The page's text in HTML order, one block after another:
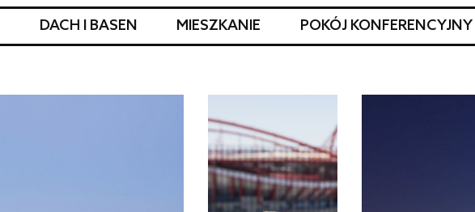
DACH I BASEN MIESZKANIE POKÓJ KONFERENCYJNY